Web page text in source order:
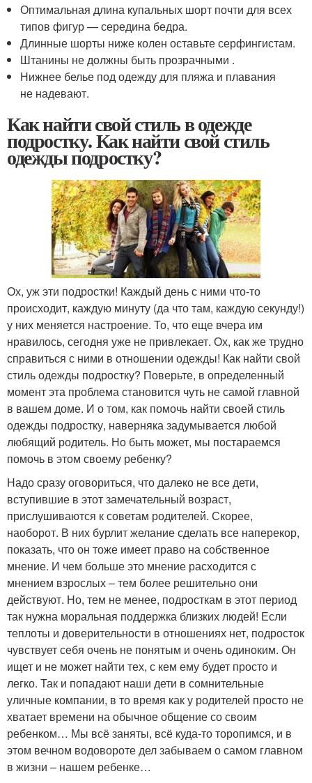
Оптимальная длина купальных шорт почти для всех
типов фигур — середина бедра.
Длинные шорты ниже колен оставьте серфингистам.
Штанины не должны быть прозрачными .
Нижнее белье под одежду для пляжа и плавания
не надевают.
Как найти свой стиль в одежде
подростку. Как найти свой стиль
одежды подростку?
Ох, уж эти подростки! Каждый день с ними что-то
происходит, каждую минуту (да что там, каждую секунду!)
у них меняется настроение. То, что еще вчера им
нравилось, сегодня уже не привлекает. Ох, как же трудно
справиться с ними в отношении одежды! Как найти свой
стиль одежды подростку? Поверьте, в определенный
момент эта проблема становится чуть не самой главной
в вашем доме. И о том, как помочь найти своей стиль
одежды подростку, наверняка задумывается любой
любящий родитель. Но быть может, мы постараемся
помочь в этом своему ребенку?
Надо сразу оговориться, что далеко не все дети,
вступившие в этот замечательный возраст,
прислушиваются к советам родителей. Скорее,
наоборот. В них бурлит желание сделать все наперекор,
показать, что он тоже имеет право на собственное
мнение. И чем больше это мнение расходится с
мнением взрослых – тем более решительно они
действуют. Но, тем не менее, подросткам в этот период
так нужна моральная поддержка близких людей! Если
теплоты и доверительности в отношениях нет, подросток
чувствует себя очень не понятым и очень одиноким. Он
ищет и не может найти тех, с кем ему будет просто и
легко. Так и попадают наши дети в сомнительные
уличные компании, в то время как у родителей просто не
хватает времени на обычное общение со своим
ребенком… Мы всё заняты, всё куда-то торопимся, и в
этом вечном водовороте дел забываем о самом главном
в жизни – нашем ребенке…